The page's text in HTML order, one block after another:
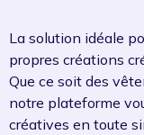
La solution idéale
propres créations
Que ce soit des
notre plateforme
créatives en toute